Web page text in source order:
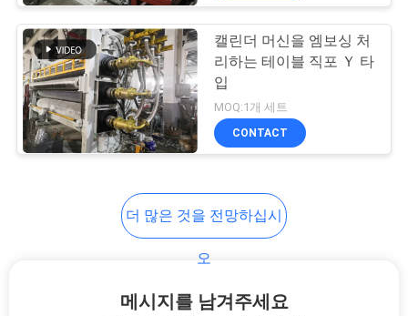
인
SMS 생산 라인
캘린더 머신을 엠보싱 처
리하는 테이블 직포 Ｙ 타
입
MOQ:1개 세트
CONTACT
더 많은 것을 전망하십시
오
메시지를 남겨주세요